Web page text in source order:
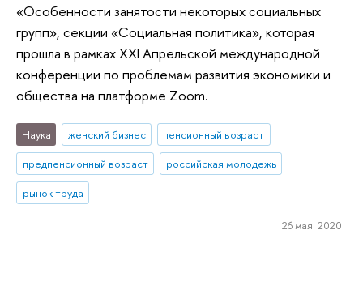
«Особенности занятости некоторых социальных
групп», секции «Социальная политика», которая
прошла в рамках XXI Апрельской международной
конференции по проблемам развития экономики и
общества на платформе Zoom.
Наука женский бизнес
пенсионный возраст
предпенсионный возраст
российская молодежь
рынок труда
26 мая 2020